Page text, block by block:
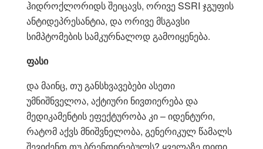
ჰიდროქლორიდს შეიცავს, ორივე SSRI ჯგუფის
ანტიდეპრესანტია, და ორივე მსგავსი
სიმპტომების სამკურნალოდ გამოიყენება.
ფასი
და მაინც, თუ განსხვავებები ასეთი
უმნიშნველოა, აქტიური ნივთიერება და
მედიკამენტის ეფექტურობა კი – იდენტური,
რატომ აქვს მნიშვნელობა, გენერიკულ წამალს
შევიძენთ თუ ბრენდირებულს? ყველაზე დიდი